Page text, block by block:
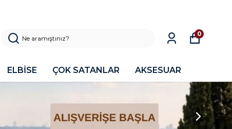
ELBİSE ÇOK SATANLAR AKSESUAR
0